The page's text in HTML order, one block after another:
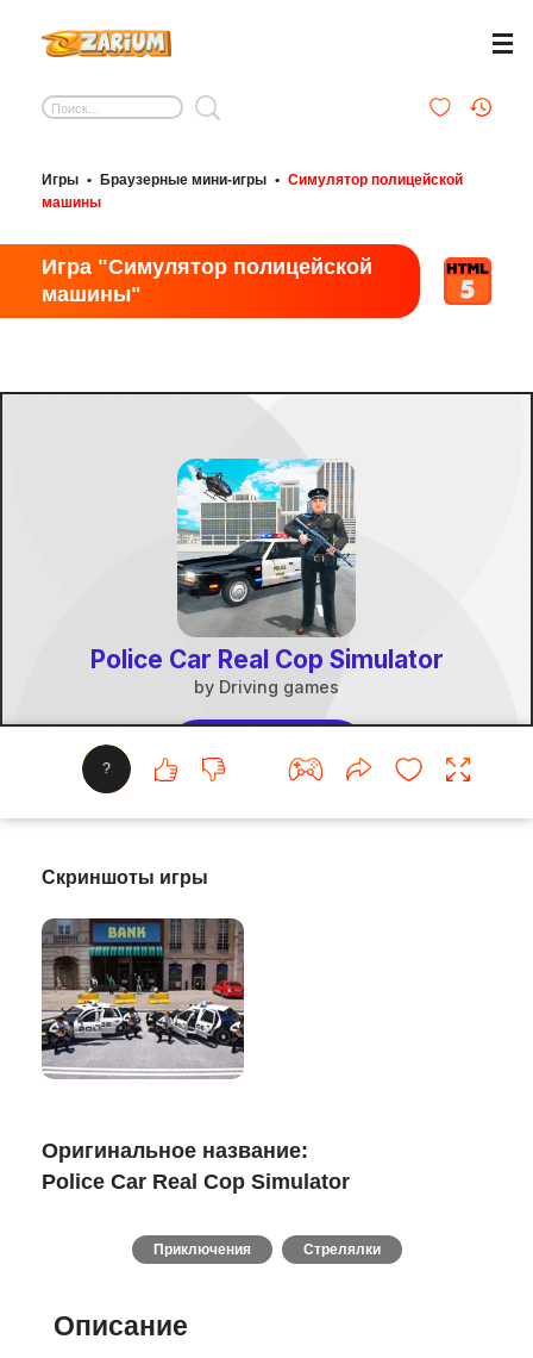
Игры • Браузерные мини-игры • Симулятор полицейской
машины
Игра "Симулятор полицейской
машины"
?
Скриншоты игры
Оригинальное название:
Police Car Real Cop Simulator
Приключения Стрелялки
Описание